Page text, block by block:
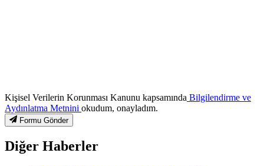
Kişisel Verilerin Korunması Kanunu kapsamında Bilgilendirme ve
Aydınlatma Metnini okudum, onayladım.
Formu Gönder
Diğer Haberler